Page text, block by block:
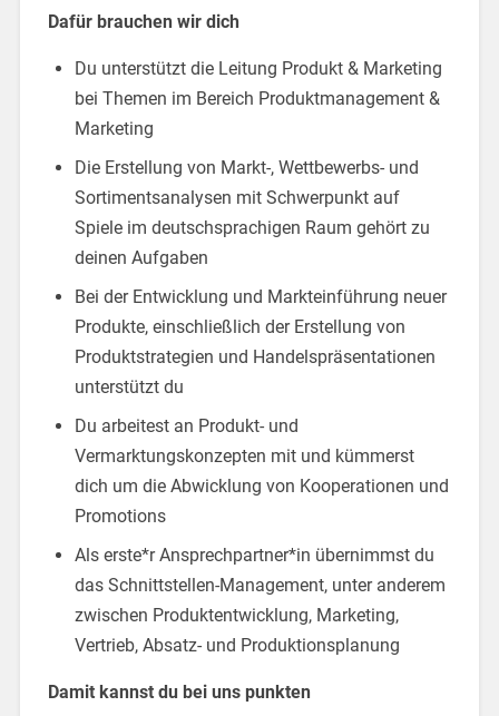
Dafür brauchen wir dich
Du unterstützt die Leitung Produkt & Marketing
bei Themen im Bereich Produktmanagement &
Marketing
Die Erstellung von Markt-, Wettbewerbs- und
Sortimentsanalysen mit Schwerpunkt auf
Spiele im deutschsprachigen Raum gehört zu
deinen Aufgaben
Bei der Entwicklung und Markteinführung neuer
Produkte, einschließlich der Erstellung von
Produktstrategien und Handelspräsentationen
unterstützt du
Du arbeitest an Produkt- und
Vermarktungskonzepten mit und kümmerst
dich um die Abwicklung von Kooperationen und
Promotions
Als erste*r Ansprechpartner*in übernimmst du
das Schnittstellen-Management, unter anderem
zwischen Produktentwicklung, Marketing,
Vertrieb, Absatz- und Produktionsplanung
Damit kannst du bei uns punkten